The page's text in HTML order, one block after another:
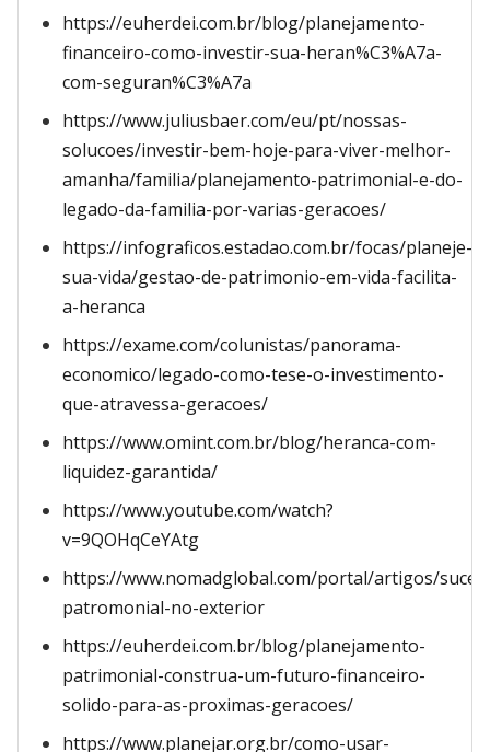
https://euherdei.com.br/blog/planejamento-
financeiro-como-investir-sua-heran%C3%A7a-
com-seguran%C3%A7a
https://www.juliusbaer.com/eu/pt/nossas-
solucoes/investir-bem-hoje-para-viver-melhor-
amanha/familia/planejamento-patrimonial-e-do-
legado-da-familia-por-varias-geracoes/
https://infograficos.estadao.com.br/focas/planeje-
sua-vida/gestao-de-patrimonio-em-vida-facilita-
a-heranca
https://exame.com/colunistas/panorama-
economico/legado-como-tese-o-investimento-
que-atravessa-geracoes/
https://www.omint.com.br/blog/heranca-com-
liquidez-garantida/
https://www.youtube.com/watch?
v=9QOHqCeYAtg
https://www.nomadglobal.com/portal/artigos/
patromonial-no-exterior
https://euherdei.com.br/blog/planejamento-
patrimonial-construa-um-futuro-financeiro-
solido-para-as-proximas-geracoes/
https://www.planejar.org.br/como-usar-